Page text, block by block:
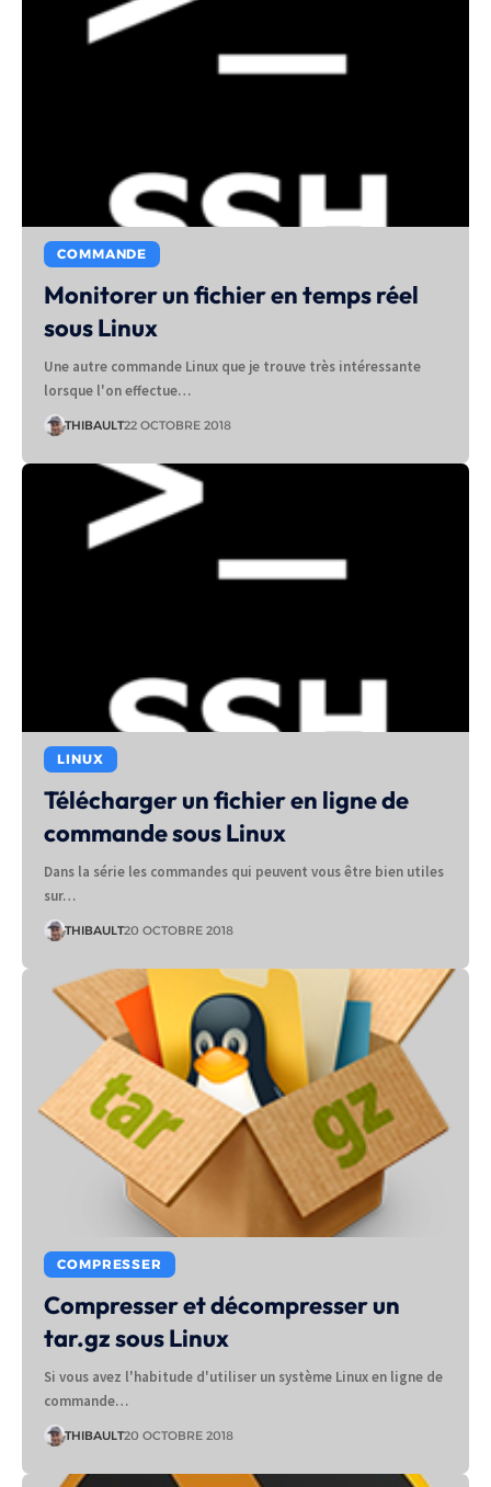
COMMANDE
Monitorer un fichier en temps réel
sous Linux
Une autre commande Linux que je trouve très intéressante
lorsque l'on effectue…
THIBAULT22 OCTOBRE 2018
LINUX
Télécharger un fichier en ligne de
commande sous Linux
Dans la série les commandes qui peuvent vous être bien utiles
sur…
THIBAULT20 OCTOBRE 2018
COMPRESSER
Compresser et décompresser un
tar.gz sous Linux
Si vous avez l'habitude d'utiliser un système Linux en ligne de
commande…
THIBAULT20 OCTOBRE 2018